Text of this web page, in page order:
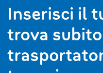
Inserisci il
trova